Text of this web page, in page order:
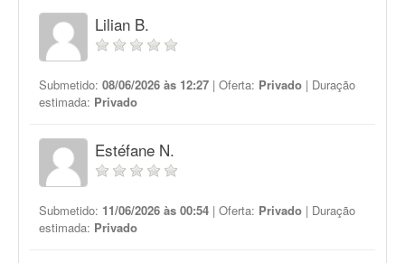
Lilian B.
Submetido: 08/06/2026 às 12:27 | Oferta: Privado | Duração
estimada: Privado
Estéfane N.
Submetido: 11/06/2026 às 00:54 | Oferta: Privado | Duração
estimada: Privado